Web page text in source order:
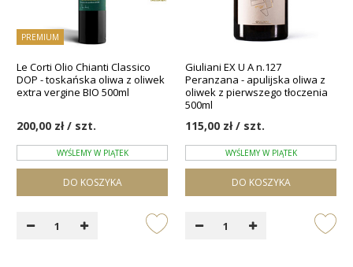
PREMIUM
Le Corti Olio Chianti Classico
DOP - toskańska oliwa z oliwek
extra vergine BIO 500ml
200,00 zł / szt.
WYŚLEMY W PIĄTEK
DO KOSZYKA
Giuliani EX U A n.127
Peranzana - apulijska oliwa z
oliwek z pierwszego tłoczenia
500ml
115,00 zł / szt.
WYŚLEMY W PIĄTEK
DO KOSZYKA